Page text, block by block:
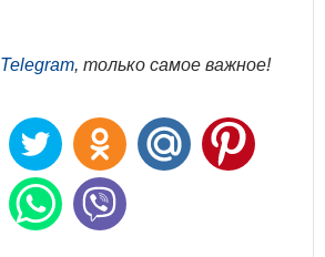
Telegram, только самое важное!